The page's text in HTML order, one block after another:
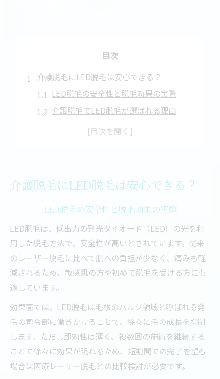
目次
介護脱毛にLED脱毛は安心できる？
LED脱毛の安全性と脱毛効果の実際
介護脱毛でLED脱毛が選ばれる理由
LED脱毛の危険性や注意点を知る
VIOを清潔に保つ脱毛法の選び方
VIO脱毛で清潔を保つ方法と脱毛選び
LED脱毛と光脱毛の違いを比較検討
脱毛でVIOの衛生を守るメリット解説
陰部の羞恥心軽減と脱毛の配慮ポイント
脱毛施術で安心できるケア体制とは
LED脱毛と従来脱毛の違いを解説
LED脱毛と従来脱毛の脱毛効果比較
LED脱毛は痛みや肌負担が少ない理由
脱毛LED脱毛の効果と永久性の違い
従来脱毛とLED脱毛の安全性を検証
LED脱毛と医療脱毛の特徴と選び方
介護脱毛にLED脱毛は安心できる？
LED脱毛の安全性と脱毛効果の実際
LED脱毛は、低出力の発光ダイオード（LED）の光を利
用した脱毛方法で、安全性が高いとされています。従来
のレーザー脱毛に比べて肌への負担が少なく、痛みも軽
減されるため、敏感肌の方や初めて脱毛を受ける方にも
適しています。
効果面では、LED脱毛は毛根のバルジ領域と呼ばれる発
毛の司令部に働きかけることで、徐々に毛の成長を抑制
します。ただし即効性は薄く、複数回の施術を継続する
ことで徐々に効果が現れるため、短期間での完了を望む
場合は医療レーザー脱毛との比較検討が必要です。